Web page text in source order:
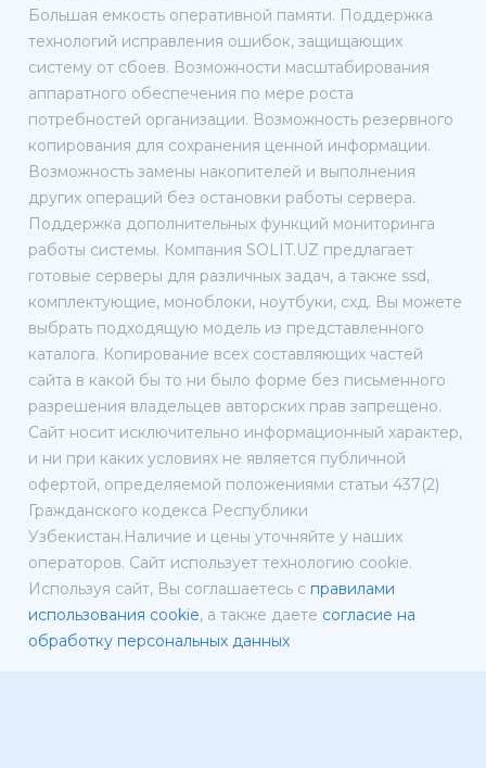
Большая емкость оперативной памяти. Поддержка
технологий исправления ошибок, защищающих
систему от сбоев. Возможности масштабирования
аппаратного обеспечения по мере роста
потребностей организации. Возможность резервного
копирования для сохранения ценной информации.
Возможность замены накопителей и выполнения
других операций без остановки работы сервера.
Поддержка дополнительных функций мониторинга
работы системы. Компания SOLIT.UZ предлагает
готовые серверы для различных задач, а также ssd,
комплектующие, моноблоки, ноутбуки, схд. Вы можете
выбрать подходящую модель из представленного
каталога. Копирование всех составляющих частей
сайта в какой бы то ни было форме без письменного
разрешения владельцев авторских прав запрещено.
Сайт носит исключительно информационный характер,
и ни при каких условиях не является публичной
офертой, определяемой положениями статьи 437(2)
Гражданского кодекса Республики
Узбекистан.Наличие и цены уточняйте у наших
операторов. Сайт использует технологию cookie.
Используя сайт, Вы соглашаетесь с правилами
использования cookie, а также даете согласие на
обработку персональных данных